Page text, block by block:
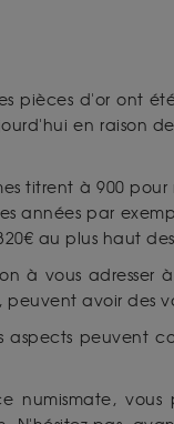
pièces d'or ont
en raison
titrent à 900 pour
années par
au plus haut
à vous adresser
avoir des
peuvent
numismate,